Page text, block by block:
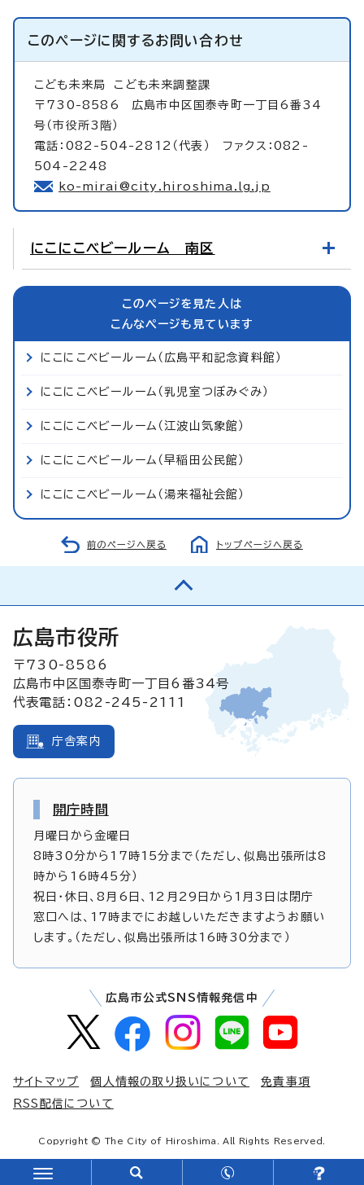
このページに関するお問い合わせ
こども未来局 こども未来調整課
〒730-8586 広島市中区国泰寺町一丁目6番34
号（市役所3階）
電話：082-504-2812（代表） ファクス：082-
504-2248
ko-mirai@city.hiroshima.lg.jp
にこにこベビールーム 南区
このページを見た人は
こんなページも見ています
にこにこベビールーム（広島平和記念資料館）
にこにこベビールーム（乳児室つぼみぐみ）
にこにこベビールーム（江波山気象館）
にこにこベビールーム（早稲田公民館）
にこにこベビールーム（湯来福祉会館）
前のページへ戻る トップページへ戻る
広島市役所
〒730-8586
広島市中区国泰寺町一丁目6番34号
代表電話：082-245-2111
庁舎案内
開庁時間
月曜日から金曜日
8時30分から17時15分まで（ただし、似島出張所は8
時から16時45分）
祝日・休日、8月6日、12月29日から1月3日は閉庁
窓口へは、17時までにお越しいただきますようお願い
します。（ただし、似島出張所は16時30分まで）
広島市公式SNS情報発信中
サイトマップ 個人情報の取り扱いについて
免責事項
RSS配信について
Copyright © The City of Hiroshima. All Rights Reserved.